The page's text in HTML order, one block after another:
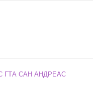
ГТА САН АНДРЕАС